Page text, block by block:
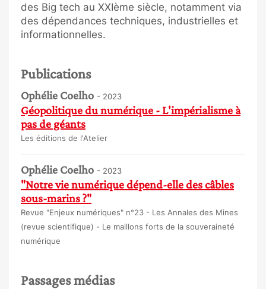
des Big tech au XXIème siècle, notamment via
des dépendances techniques, industrielles et
informationnelles.
Publications
Ophélie Coelho - 2023
Géopolitique du numérique - L'impérialisme à
pas de géants
Les éditions de l'Atelier
Ophélie Coelho - 2023
"Notre vie numérique dépend-elle des câbles
sous-marins ?"
Revue "Enjeux numériques" n°23 - Les Annales des Mines
(revue scientifique) - Le maillons forts de la souveraineté
numérique
Passages médias